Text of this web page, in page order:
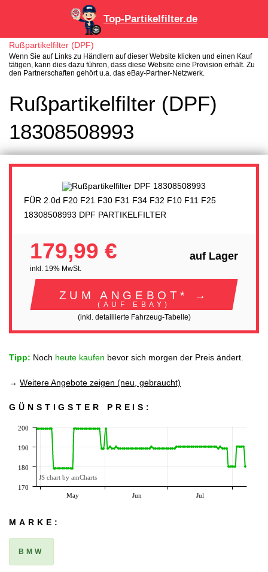
Top-Partikelfilter.de
Rußpartikelfilter (DPF)
Wenn Sie auf Links zu Händlern auf dieser Website klicken und einen Kauf
tätigen, kann dies dazu führen, dass diese Website eine Provision erhält. Zu
den Partnerschaften gehört u.a. das eBay-Partner-Netzwerk.
Rußpartikelfilter (DPF)
18308508993
FÜR 2.0d F20 F21 F30 F31 F34 F32 F10 F11 F25
18308508993 DPF PARTIKELFILTER
179,99 €
inkl. 19% MwSt.
auf Lager
ZUM ANGEBOT* →
(AUF EBAY)
(inkl. detaillierte Fahrzeug-Tabelle)
Tipp: Noch heute kaufen bevor sich morgen der Preis ändert.
→ Weitere Angebote zeigen (neu, gebraucht)
GÜNSTIGSTER PREIS:
May Jun Jul
170
180
190
200
JS chart by amCharts
MARKE:
BMW